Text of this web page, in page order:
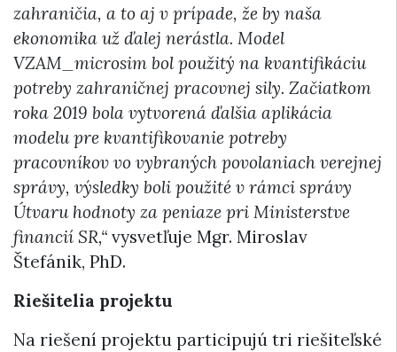
zahraničia, a to aj v prípade, že by naša
ekonomika už ďalej nerástla. Model
VZAM_microsim bol použitý na kvantifikáciu
potreby zahraničnej pracovnej sily. Začiatkom
roka 2019 bola vytvorená ďalšia aplikácia
modelu pre kvantifikovanie potreby
pracovníkov vo vybraných povolaniach verejnej
správy, výsledky boli použité v rámci správy
Útvaru hodnoty za peniaze pri Ministerstve
financií SR,“ vysvetľuje Mgr. Miroslav
Štefánik, PhD.
Riešitelia projektu
Na riešení projektu participujú tri riešiteľské